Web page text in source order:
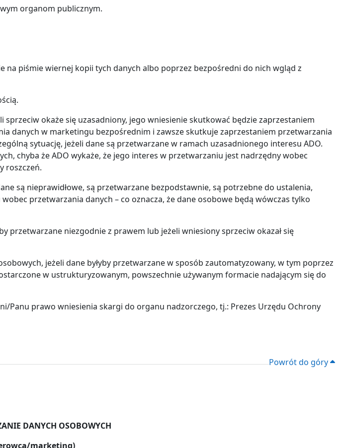
organom publicznym.
piśmie wiernej kopii tych danych albo poprzez bezpośredni do nich wgląd z
okaże się uzasadniony, jego wniesienie skutkować będzie zaprzestaniem
danych w marketingu bezpośrednim i zawsze skutkuje zaprzestaniem przetwarzania
sytuację, jeżeli dane są przetwarzane w ramach uzasadnionego interesu ADO.
chyba że ADO wykaże, że jego interes w przetwarzaniu jest nadrzędny wobec
roszczeń.
są nieprawidłowe, są przetwarzane bezpodstawnie, są potrzebne do ustalenia,
przetwarzania danych – co oznacza, że dane osobowe będą wówczas tylko
przetwarzane niezgodnie z prawem lub jeżeli wniesiony sprzeciw okazał się
jeżeli dane byłyby przetwarzane w sposób zautomatyzowany, w tym poprzez
w ustrukturyzowanym, powszechnie używanym formacie nadającym się do
Panu prawo wniesienia skargi do organu nadzorczego, tj.: Prezes Urzędu Ochrony
Powrót do góry
DANYCH OSOBOWYCH
marketing)